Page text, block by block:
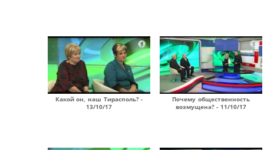
Какой он, наш Тирасполь? -
13/10/17
Почему общественность
возмущена? - 11/10/17